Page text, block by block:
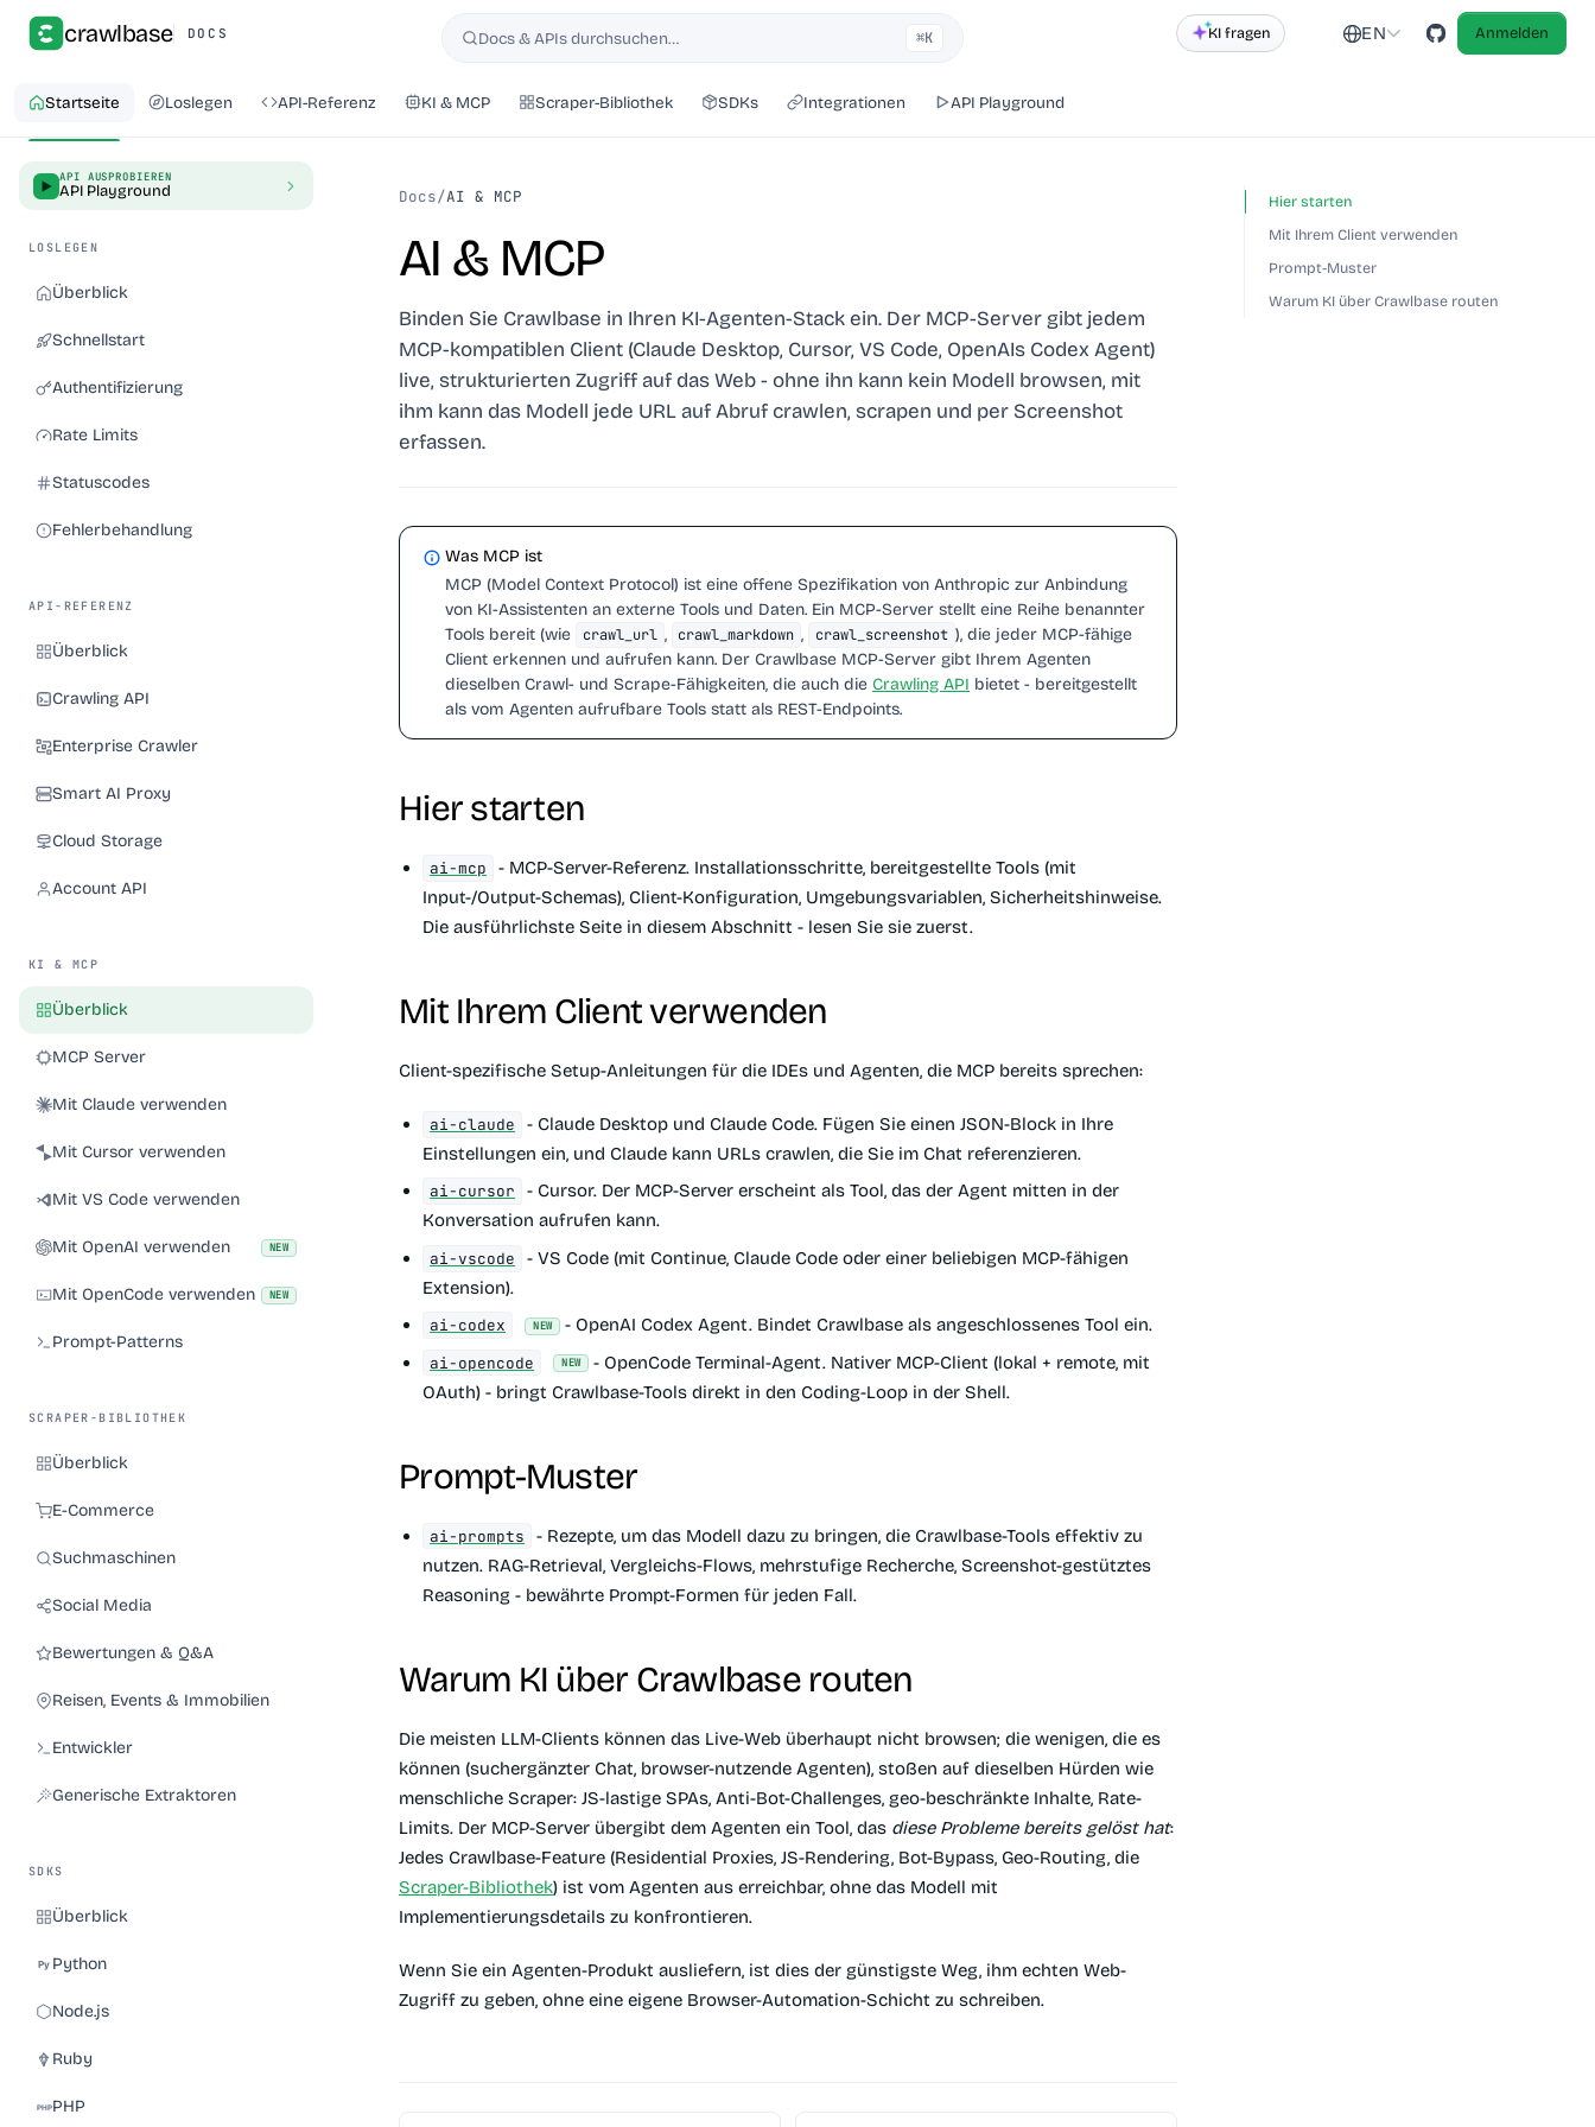
crawlbase DOCS
Suchen
Docs & APIs durchsuchen… ⌘K KI fragen EN Anmelden
Startseite Loslegen API-Referenz KI & MCP Scraper-Bibliothek SDKs Integrationen API Playground
API AUSPROBIEREN
API Playground
LOSLEGEN
Überblick
Schnellstart
Authentifizierung
Rate Limits
Statuscodes
Fehlerbehandlung
API-REFERENZ
Überblick
Crawling API
Enterprise Crawler
Smart AI Proxy
Cloud Storage
Account API
KI & MCP
Überblick
MCP Server
Mit Claude verwenden
Mit Cursor verwenden
Mit VS Code verwenden
Mit OpenAI verwenden NEW
Mit OpenCode verwenden NEW
Prompt-Patterns
SCRAPER-BIBLIOTHEK
Überblick
E-Commerce
Suchmaschinen
Social Media
Bewertungen & Q&A
Reisen, Events & Immobilien
Entwickler
Generische Extraktoren
SDKS
Überblick
Python
Node.js
Ruby
PHP
Docs/AI & MCP
AI & MCP
Binden Sie Crawlbase in Ihren KI-Agenten-Stack ein. Der MCP-Server gibt jedem
MCP-kompatiblen Client (Claude Desktop, Cursor, VS Code, OpenAIs Codex Agent)
live, strukturierten Zugriff auf das Web - ohne ihn kann kein Modell browsen, mit
ihm kann das Modell jede URL auf Abruf crawlen, scrapen und per Screenshot
erfassen.
Was MCP ist
MCP (Model Context Protocol) ist eine offene Spezifikation von Anthropic zur Anbindung
von KI-Assistenten an externe Tools und Daten. Ein MCP-Server stellt eine Reihe benannter
Tools bereit (wie
crawl_url , crawl_markdown , crawl_screenshot ), die jeder MCP-fähige
Client erkennen und aufrufen kann. Der Crawlbase MCP-Server gibt Ihrem Agenten
dieselben Crawl- und Scrape-Fähigkeiten, die auch die Crawling API bietet - bereitgestellt
als vom Agenten aufrufbare Tools statt als REST-Endpoints.
Hier starten
ai-mcp
- MCP-Server-Referenz. Installationsschritte, bereitgestellte Tools (mit
Input-/Output-Schemas), Client-Konfiguration, Umgebungsvariablen, Sicherheitshinweise.
Die ausführlichste Seite in diesem Abschnitt - lesen Sie sie zuerst.
Mit Ihrem Client verwenden
Client-spezifische Setup-Anleitungen für die IDEs und Agenten, die MCP bereits sprechen:
ai-claude
- Claude Desktop und Claude Code. Fügen Sie einen JSON-Block in Ihre
Einstellungen ein, und Claude kann URLs crawlen, die Sie im Chat referenzieren.
ai-cursor
- Cursor. Der MCP-Server erscheint als Tool, das der Agent mitten in der
Konversation aufrufen kann.
ai-vscode
- VS Code (mit Continue, Claude Code oder einer beliebigen MCP-fähigen
Extension).
ai-codex NEW - OpenAI Codex Agent. Bindet Crawlbase als angeschlossenes Tool ein.
ai-opencode NEW
- OpenCode Terminal-Agent. Nativer MCP-Client (lokal + remote, mit
OAuth) - bringt Crawlbase-Tools direkt in den Coding-Loop in der Shell.
Prompt-Muster
ai-prompts
- Rezepte, um das Modell dazu zu bringen, die Crawlbase-Tools effektiv zu
nutzen. RAG-Retrieval, Vergleichs-Flows, mehrstufige Recherche, Screenshot-gestütztes
Reasoning - bewährte Prompt-Formen für jeden Fall.
Warum KI über Crawlbase routen
Die meisten LLM-Clients können das Live-Web überhaupt nicht browsen; die wenigen, die es
können (suchergänzter Chat, browser-nutzende Agenten), stoßen auf dieselben Hürden wie
menschliche Scraper: JS-lastige SPAs, Anti-Bot-Challenges, geo-beschränkte Inhalte, Rate-
Limits. Der MCP-Server übergibt dem Agenten ein Tool, das diese Probleme bereits gelöst hat:
Jedes Crawlbase-Feature (Residential Proxies, JS-Rendering, Bot-Bypass, Geo-Routing, die
Scraper-Bibliothek) ist vom Agenten aus erreichbar, ohne das Modell mit
Implementierungsdetails zu konfrontieren.
Wenn Sie ein Agenten-Produkt ausliefern, ist dies der günstigste Weg, ihm echten Web-
Zugriff zu geben, ohne eine eigene Browser-Automation-Schicht zu schreiben.
Hier starten
Mit Ihrem Client verwenden
Prompt-Muster
Warum KI über Crawlbase routen